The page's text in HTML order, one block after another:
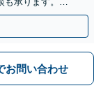
お問い合わせ